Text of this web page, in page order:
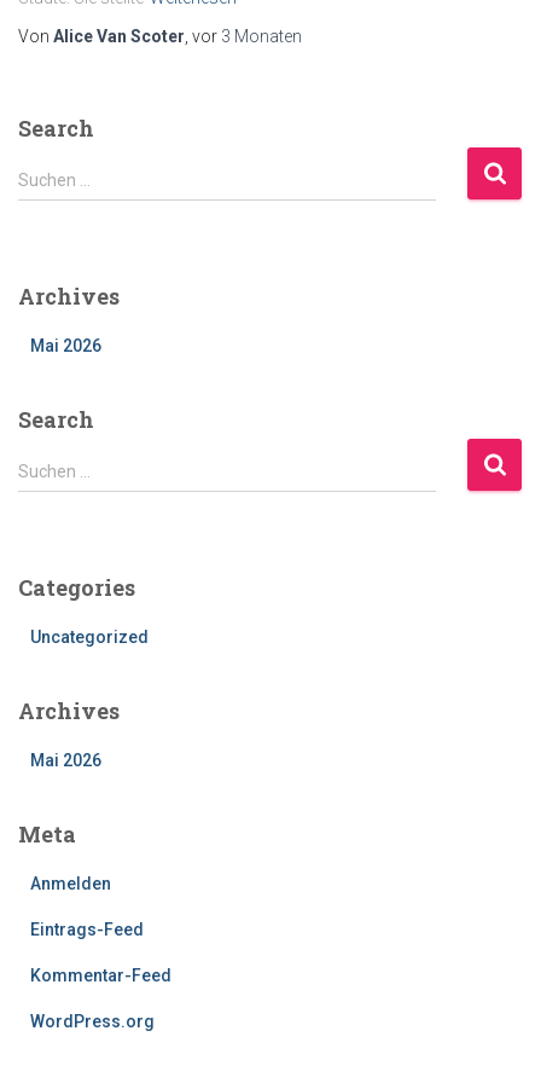
Von Alice Van Scoter , vor 3 Monaten
Search
S
u
n
h
Suchen …
Archives
Mai 2026
Search
S
u
n
h
Suchen …
Categories
Uncategorized
Archives
Mai 2026
Meta
Anmelden
Eintrags-Feed
Kommentar-Feed
WordPress.org